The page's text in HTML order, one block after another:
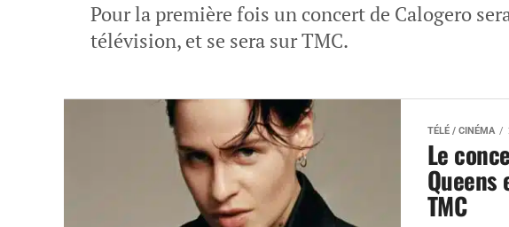
Pour la première fois un concert de Calogero
télévision, et se sera sur TMC.
TÉLÉ / CINÉMA
Le
TMC